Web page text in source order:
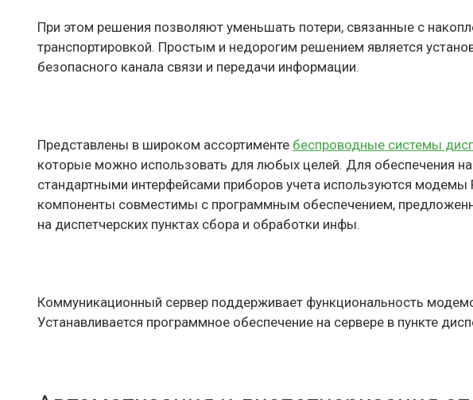
При этом решения позволяют уменьшать потери, связанные с
транспортировкой. Простым и недорогим решением является
безопасного канала связи и передачи информации.
Представлены в широком ассортименте беспроводные системы
которые можно использовать для любых целей. Для обеспечения
стандартными интерфейсами приборов учета используются модемы
компоненты совместимы с программным обеспечением,
на диспетчерских пунктах сбора и обработки инфы.
Коммуникационный сервер поддерживает функциональность
Устанавливается программное обеспечение на сервере в пункте